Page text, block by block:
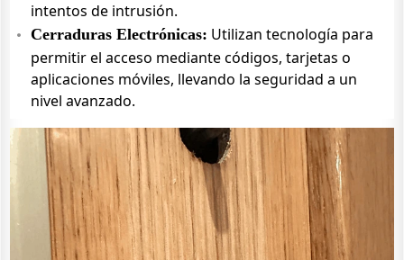
intentos de intrusión.
Cerraduras Electrónicas: Utilizan tecnología para
permitir el acceso mediante códigos, tarjetas o
aplicaciones móviles, llevando la seguridad a un
nivel avanzado.